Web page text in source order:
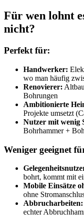
Für wen lohnt
nicht?
Perfekt für:
Handwerker:
wo man häufig
Renovierer:
Bohrungen
Ambitionierte
Projekte umsetzt
Nutzer mit wenig
Bohrhammer +
Weniger geeignet
bohrt, kommt mit
Mobile Einsätze
ohne
Abbrucharbeiten:
echter